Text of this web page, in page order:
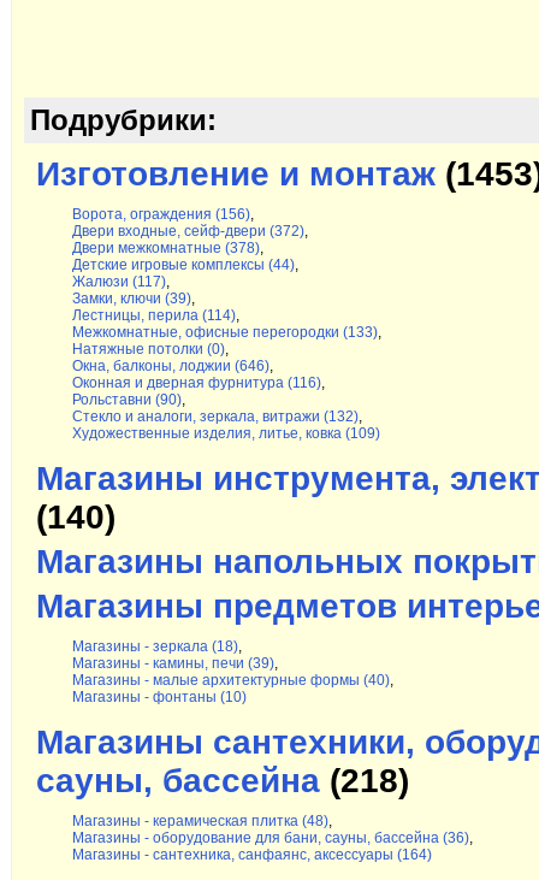
Подрубрики:
Изготовление и монтаж
Ворота, ограждения (156),
Двери входные, сейф-двери (372),
Двери межкомнатные (378),
Детские игровые комплексы (44),
Жалюзи (117),
Замки, ключи (39),
Лестницы, перила (114),
Межкомнатные, офисные перегородки (133),
Натяжные потолки (0),
Окна, балконы, лоджии (646),
Оконная и дверная фурнитура (116),
Рольставни (90),
Стекло и аналоги, зеркала, витражи (132),
Художественные изделия, литье, ковка (109)
Магазины инструмента,
(140)
Магазины напольных
Магазины предметов
Магазины - зеркала (18),
Магазины - камины, печи (39),
Магазины - малые архитектурные формы (40),
Магазины - фонтаны (10)
Магазины сантехники,
сауны, бассейна (218)
Магазины - керамическая плитка (48),
Магазины - оборудование для бани, сауны, бассейна (36),
Магазины - сантехника, санфаянс, аксессуары (164)